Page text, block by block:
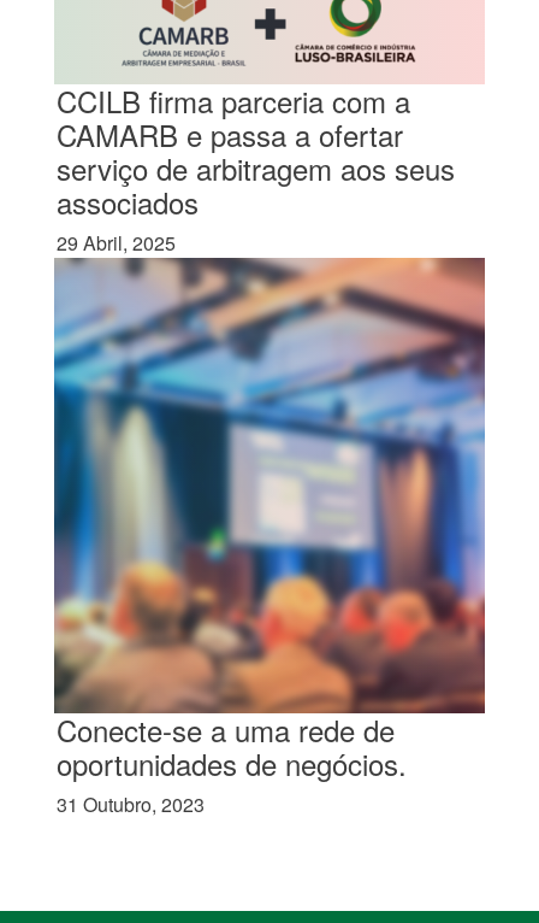
CCILB firma parceria com a
CAMARB e passa a ofertar
serviço de arbitragem aos seus
associados
29 Abril, 2025
Conecte-se a uma rede de
oportunidades de negócios.
31 Outubro, 2023